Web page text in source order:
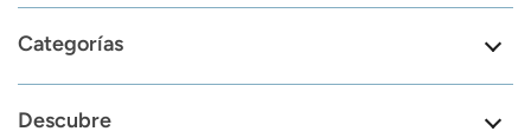
Categorías
Descubre